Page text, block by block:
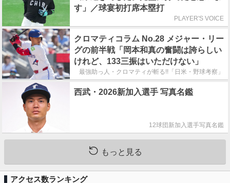
す」／球宴初打席本塁打
PLAYER'S VOICE
クロマティコラム No.28 メジャー・リー
グの前半戦「岡本和真の奮闘は誇らしい
けれど、133三振はいただけない」
最強助っ人・クロマティが斬る!!「日米・野球考察」
西武・2026新加入選手 写真名鑑
12球団新加入選手写真名鑑
もっと見る
アクセス数ランキング